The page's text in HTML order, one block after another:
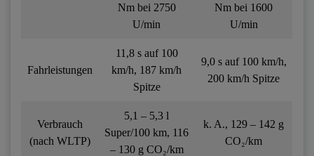
Nm bei 2750
U/min
Nm bei 1600
U/min
Fahrleistungen
11,8 s auf 100
km/h, 187 km/h
Spitze
9,0 s auf 100 km/h,
200 km/h Spitze
Verbrauch
(nach WLTP)
5,1 – 5,3 l
Super/100 km, 116
– 130 g CO₂/km
k. A., 129 – 142 g
CO₂/km